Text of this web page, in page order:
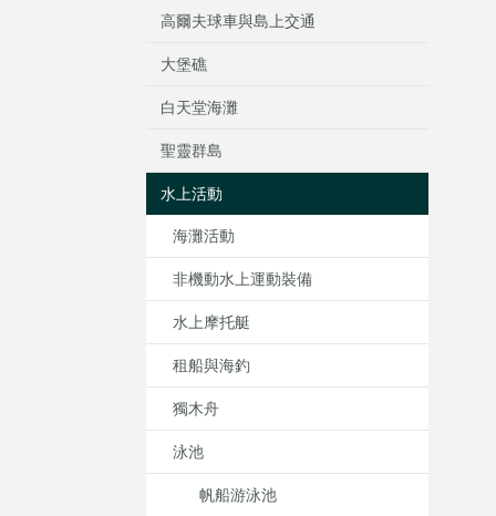
高爾夫球車與島上交通
大堡礁
白天堂海灘
聖靈群島
水上活動
海灘活動
非機動水上運動裝備
水上摩托艇
租船與海釣
獨木舟
泳池
帆船游泳池